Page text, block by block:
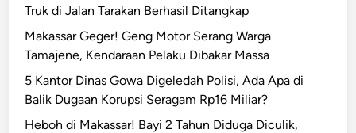
Truk di Jalan Tarakan Berhasil Ditangkap
Makassar Geger! Geng Motor Serang Warga
Tamajene, Kendaraan Pelaku Dibakar Massa
5 Kantor Dinas Gowa Digeledah Polisi, Ada Apa di
Balik Dugaan Korupsi Seragam Rp16 Miliar?
Heboh di Makassar! Bayi 2 Tahun Diduga Diculik,